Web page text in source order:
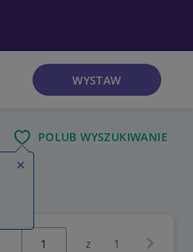
WYSTAW
POLUB WYSZUKIWANIE
Wybierz stronę:
z 1
Zamknij wskazówkę